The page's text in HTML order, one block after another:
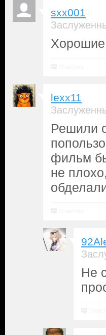
sxx001
Хорошие
lexx11
Решили
фильм
не
Не